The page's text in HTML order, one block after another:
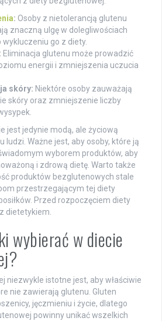
: Osoby z nietolerancją glutenu
znaczną ulgę w dolegliwościach
wykluczeniu go z diety.
Eliminacja glutenu może prowadzić
energii i zmniejszenia uczucia
skóry: Niektóre osoby zauważają
skóry oraz zmniejszenie liczby
jest jedynie modą, ale życiową
ludzi. Ważne jest, aby osoby, które ją
wyborem produktów, aby
i zdrową dietę. Warto także
produktów bezglutenowych stale
przestrzegającym tej diety
Przed rozpoczęciem diety
dietetykiem.
wybierać w diecie
niezwykle istotne jest, aby właściwie
nie zawierają glutenu. Gluten
jęczmieniu i życie, dlatego
powinny unikać wszelkich